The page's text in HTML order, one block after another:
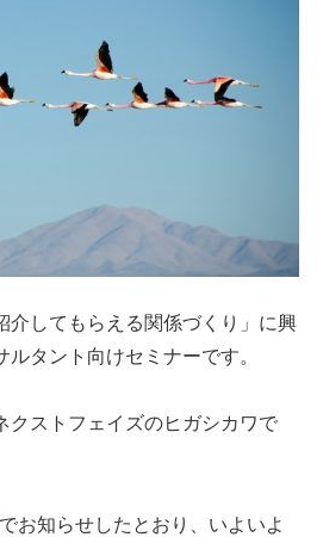
介してもらえる関係づくり」に興
タント向けセミナーです。
クストフェイズのヒガシカワで
でお知らせしたとおり、いよいよ